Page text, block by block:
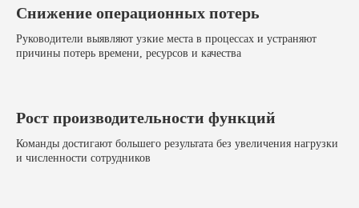
Снижение операционных потерь
Руководители выявляют узкие места в процессах и устраняют
причины потерь времени, ресурсов и качества
Рост производительности функций
Команды достигают большего результата без увеличения нагрузки
и численности сотрудников